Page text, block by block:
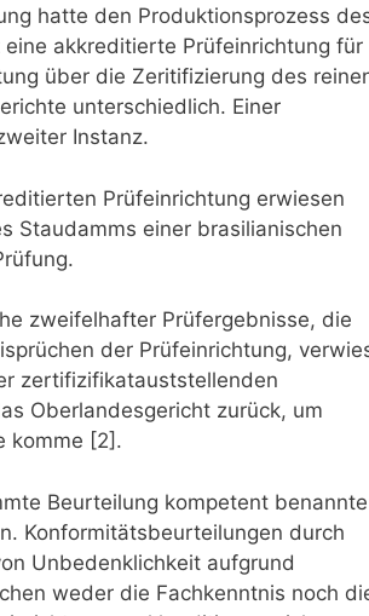
hatte den Produktionsprozess
akkreditierte Prüfeinrichtung für
über die Zeritifizierung des
unterschiedlich. Einer
Instanz.
Prüfeinrichtung erwiesen
Staudamms einer brasilianischen
zweifelhafter Prüfergebnisse, die
der Prüfeinrichtung,
zertifizifikatauststellenden
Oberlandesgericht zurück, um
komme [2].
Beurteilung kompetent
Konformitätsbeurteilungen durch
Unbedenklichkeit aufgrund
weder die Fachkenntnis noch